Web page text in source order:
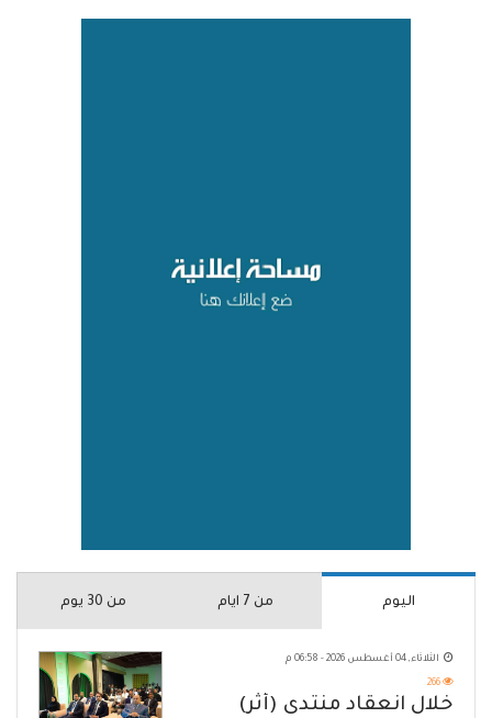
اليوم من 7 ايام من 30 يوم
الثلاثاء, 04 أغسطس 2026 - 06:58 م
266
خلال انعقاد منتدى (أثر)